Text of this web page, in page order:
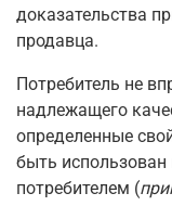
доказательства
продавца.
Потребитель не
надлежащего
определенные
быть
потребителем (